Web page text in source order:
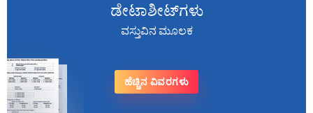
ಡೇಟಾಶೀಟ್‌ಗಳು
ವಸ್ತುವಿನ ಮೂಲಕ
ಹೆಚ್ಚಿನ ವಿವರಗಳು